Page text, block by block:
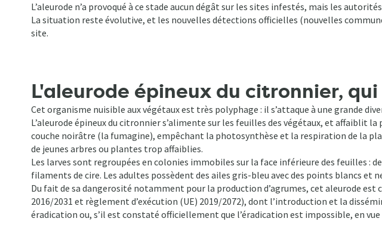
L’aleurode n’a provoqué à ce stade aucun dégât sur les sites infestés, mais les
La situation reste évolutive, et les nouvelles détections officielles (nouvelles
site.
L'aleurode épineux du citronnier,
Cet organisme nuisible aux végétaux est très polyphage : il s’attaque à une grande
L’aleurode épineux du citronnier s’alimente sur les feuilles des végétaux, et affaiblit
couche noirâtre (la fumagine), empêchant la photosynthèse et la respiration de la
de jeunes arbres ou plantes trop affaiblies.
Les larves sont regroupées en colonies immobiles sur la face inférieure des feuilles
filaments de cire. Les adultes possèdent des ailes gris-bleu avec des points blancs et
Du fait de sa dangerosité notamment pour la production d’agrumes, cet aleurode
2016/2031 et règlement d’exécution (UE) 2019/2072), dont l’introduction et la
éradication ou, s’il est constaté officiellement que l’éradication est impossible, en